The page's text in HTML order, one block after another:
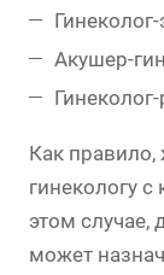
Акушер-
Как правило,
гинекологу
этом случае,
может